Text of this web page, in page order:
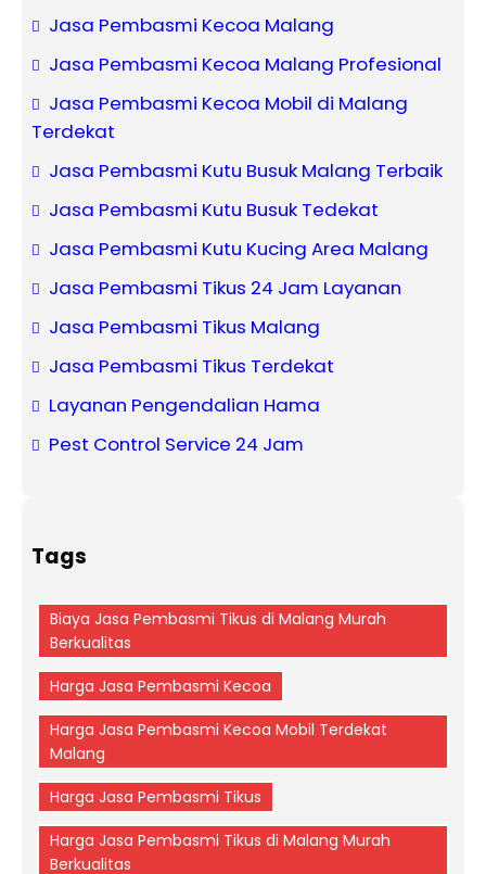
Jasa Pembasmi Kecoa Malang
Jasa Pembasmi Kecoa Malang Profesional
Jasa Pembasmi Kecoa Mobil di Malang
Terdekat
Jasa Pembasmi Kutu Busuk Malang Terbaik
Jasa Pembasmi Kutu Busuk Tedekat
Jasa Pembasmi Kutu Kucing Area Malang
Jasa Pembasmi Tikus 24 Jam Layanan
Jasa Pembasmi Tikus Malang
Jasa Pembasmi Tikus Terdekat
Layanan Pengendalian Hama
Pest Control Service 24 Jam
Tags
Biaya Jasa Pembasmi Tikus di Malang Murah
Berkualitas
Harga Jasa Pembasmi Kecoa
Harga Jasa Pembasmi Kecoa Mobil Terdekat
Malang
Harga Jasa Pembasmi Tikus
Harga Jasa Pembasmi Tikus di Malang Murah
Berkualitas